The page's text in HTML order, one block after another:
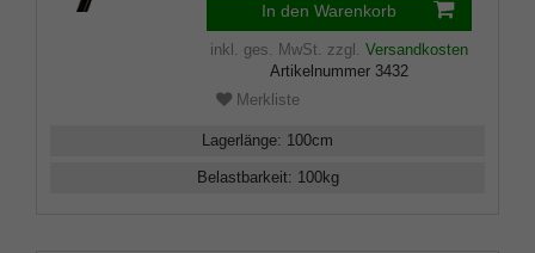
In den Warenkorb
inkl. ges. MwSt. zzgl. Versandkosten
Artikelnummer 3432
Merkliste
Lagerlänge: 100cm
Belastbarkeit: 100kg